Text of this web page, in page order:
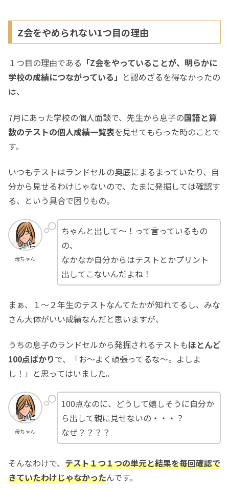
Z会をやめられない1つ目の理由
１つ目の理由である 「Z会をやっていることが、明らかに
学校の成績につながっている」 と認めざるを得なかったの
は、
7月にあった学校の個人面談で、先生から息子の国語と算
数のテストの個人成績一覧表を見せてもらった時のことで
す。
いつもテストはランドセルの奥底にまるまっていたり、自
分から見せるわけじゃないので、たまに発掘しては確認す
る、という具合で困りもの。
母ちゃん
ちゃんと出して〜！って言っているもの
の、
なかなか自分からはテストとかプリント
出してこないんだよね！
まぁ、１〜２年生のテストなんてたかが知れてるし、みな
さん大体がいい成績なんだと思いますが、
うちの息子のランドセルから発掘されるテストもほとんど
100点ばかりで、「お〜よく頑張ってるな〜。よしよ
し！」と思ってはいました。
母ちゃん
100点なのに、どうして嬉しそうに自分か
ら出して親に見せないの・・・？
なぜ？？？？
そんなわけで、 テスト１つ１つの単元と結果を毎回確認で
きていたわけじゃなかったんです。